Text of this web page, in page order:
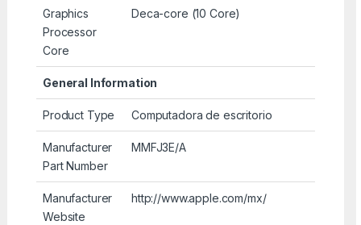
Graphics
Processor
Core
Deca-core (10 Core)
General Information
Product Type Computadora de escritorio
Manufacturer
Part Number
MMFJ3E/A
Manufacturer
Website
http://www.apple.com/mx/